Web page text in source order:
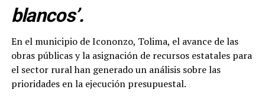
blancos’.
En el municipio de Icononzo, Tolima, el avance de las
obras públicas y la asignación de recursos estatales para
el sector rural han generado un análisis sobre las
prioridades en la ejecución presupuestal.